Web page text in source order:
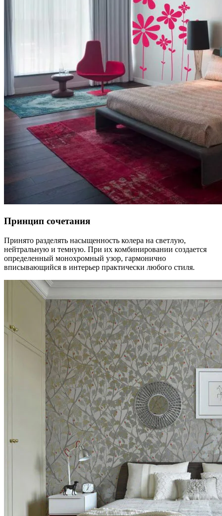
Принцип сочетания
Принято разделять насыщенность колера на светлую,
нейтральную и темную. При их комбинировании создается
определенный монохромный узор, гармонично
вписывающийся в интерьер практически любого стиля.